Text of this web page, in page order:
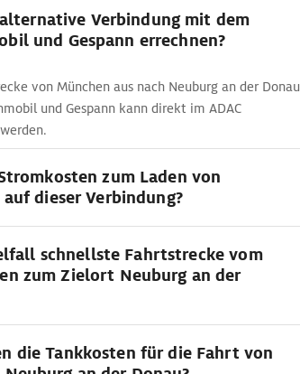
Verbindung mit dem
und Gespann errechnen?
von München aus nach Neuburg an der Donau
und Gespann kann direkt im ADAC
zum Laden von
dieser Verbindung?
schnellste Fahrtstrecke vom
zum Zielort Neuburg an der
die Tankkosten für die Fahrt von